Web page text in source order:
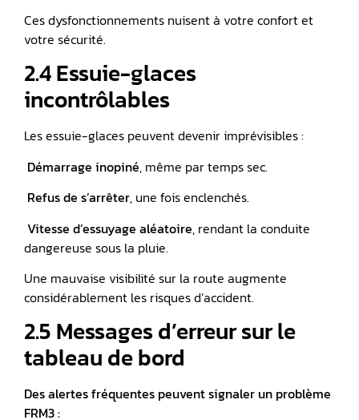
Ces dysfonctionnements nuisent à votre confort et
votre sécurité.
2.4 Essuie-glaces
incontrôlables
Les essuie-glaces peuvent devenir imprévisibles :
Démarrage inopiné, même par temps sec.
Refus de s’arrêter, une fois enclenchés.
Vitesse d’essuyage aléatoire, rendant la conduite
dangereuse sous la pluie.
Une mauvaise visibilité sur la route augmente
considérablement les risques d’accident.
2.5 Messages d’erreur sur le
tableau de bord
Des alertes fréquentes peuvent signaler un problème
FRM3 :